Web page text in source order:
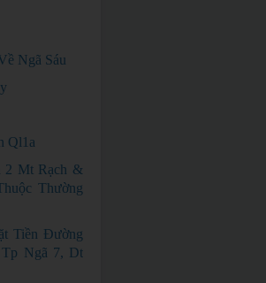
Ngã Sáu
Ql1a
2 Mt Rạch &
Thường
Tiền Đường
Ngã 7, Dt